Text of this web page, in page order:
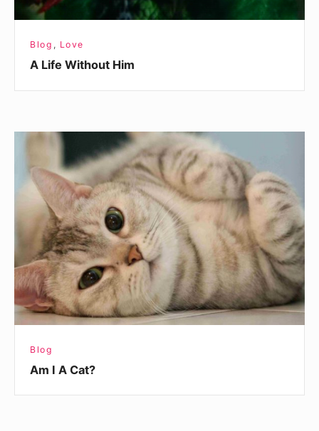
Blog , Love
A Life Without Him
Am
Blog
Am I A Cat?